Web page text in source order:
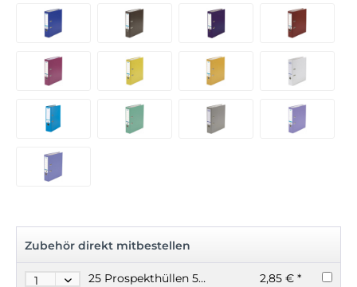
Zubehör direkt mitbestellen
25 Prospekthüllen 50my glasklar A4
2,85 € *